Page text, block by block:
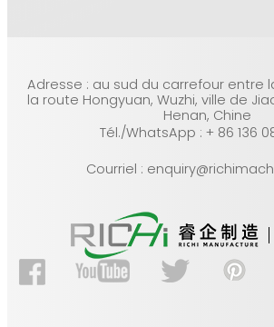
Adresse : au sud du carrefour entre
la route Hongyuan, Wuzhi, ville de
Henan, Chine
Tél./WhatsApp : + 86 136
Courriel :